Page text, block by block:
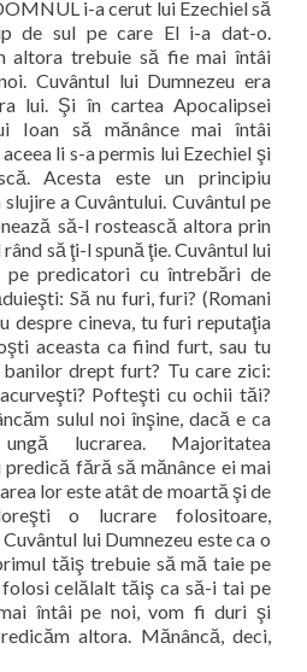
i-a cerut lui Ezechiel să
de sul pe care El i-a dat-o.
altora trebuie să fie mai întâi
Cuvântul lui Dumnezeu era
lui. Şi în cartea Apocalipsei
Ioan să mănânce mai întâi
li s-a permis lui Ezechiel şi
Acesta este un principiu
a Cuvântului. Cuvântul pe
să-l rostească altora prin
să ţi-l spună ţie. Cuvântul lui
pe predicatori cu întrebări de
Să nu furi, furi? (Romani
despre cineva, tu furi reputaţia
aceasta ca fiind furt, sau tu
drept furt? Tu care zici:
Pofteşti cu ochii tăi?
sulul noi înşine, dacă e ca
lucrarea. Majoritatea
fără să mănânce ei mai
lor este atât de moartă şi de
o lucrare folositoare,
lui Dumnezeu este ca o
tăiş trebuie să mă taie pe
celălalt tăiş ca să-i tai pe
întâi pe noi, vom fi duri şi
altora. Mănâncă, deci,